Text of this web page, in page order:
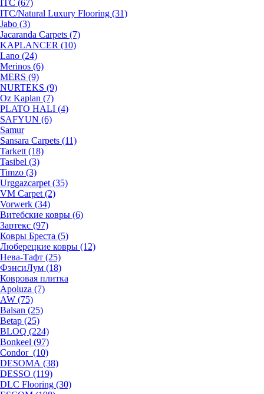
ITC (67)
ITC/Natural Luxury Flooring (31)
Jabo (3)
Jacaranda Carpets (7)
KAPLANCER (10)
Lano (24)
Merinos (6)
MERS (9)
NURTEKS (9)
Oz Kaplan (7)
PLATO HALI (4)
SAFYUN (6)
Samur
Sansara Carpets (11)
Tarkett (18)
Tasibel (3)
Timzo (3)
Urggazcarpet (35)
VM Carpet (2)
Vorwerk (34)
Витебские ковры (6)
Зартекс (97)
Ковры Бреста (5)
Люберецкие ковры (12)
Нева-Тафт (25)
ФэнсиЛум (18)
Ковровая плитка
Apoluza (7)
AW (75)
Balsan (25)
Betap (25)
BLOQ (224)
Bonkeel (97)
Condor (10)
DESOMA (38)
DESSO (119)
DLC Flooring (30)